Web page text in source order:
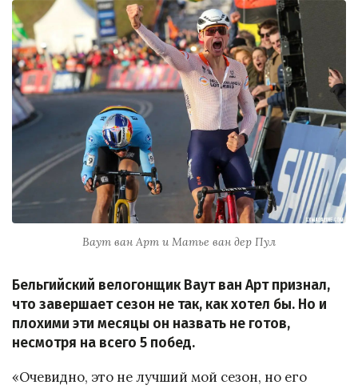
Ваут ван Арт и Матье ван дер Пул
Бельгийский велогонщик Ваут ван Арт признал,
что завершает сезон не так, как хотел бы. Но и
плохими эти месяцы он назвать не готов,
несмотря на всего 5 побед.
«Очевидно, это не лучший мой сезон, но его